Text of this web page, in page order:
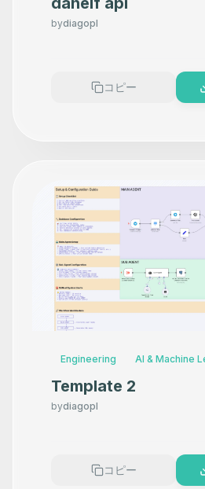
bydiagopl
コピー
Engineering AI & Machine
Template 2
bydiagopl
コピー